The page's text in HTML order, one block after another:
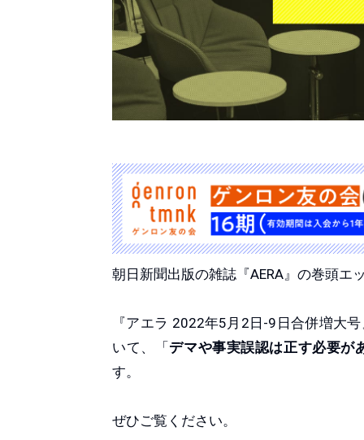
朝日新聞出版の雑誌『AERA』の巻頭エ
『アエラ 2022年5月2日-9日合併増大
いて、「 デマや事実誤認は正す必要が
す。
ぜひご覧ください。